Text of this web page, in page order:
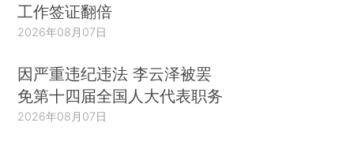
工作签证翻倍
2026年08月07日
因严重违纪违法 李云泽被罢
免第十四届全国人大代表职务
2026年08月07日